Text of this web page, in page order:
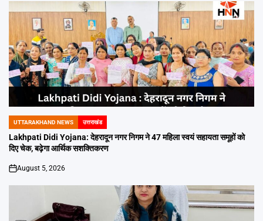
POSTED
IN
UTTARAKHAND NEWS उत्तराखंड
Lakhpati Didi Yojana: देहरादून नगर निगम ने 47 महिला स्वयं सहायता समूहों को
दिए चेक, बढ़ेगा आर्थिक सशक्तिकरण
on
August 5, 2026